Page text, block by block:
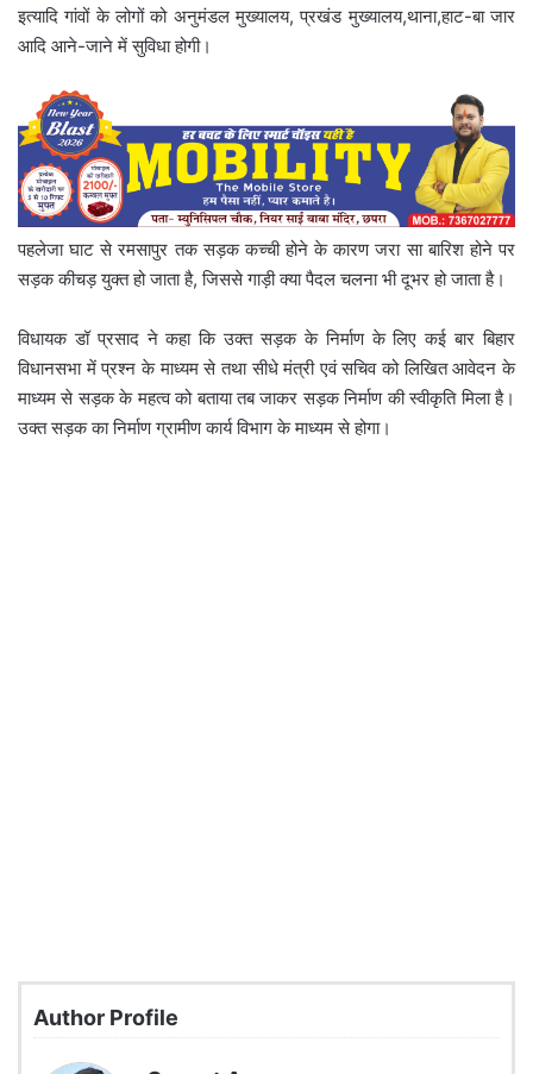
इत्यादि गांवों के लोगों को अनुमंडल मुख्यालय, प्रखंड मुख्यालय,थाना,हाट-बा जार
आदि आने-जाने में सुविधा होगी।
पहलेजा घाट से रमसापुर तक सड़क कच्ची होने के कारण जरा सा बारिश होने पर
सड़क कीचड़ युक्त हो जाता है, जिससे गाड़ी क्या पैदल चलना भी दूभर हो जाता है।
विधायक डॉ प्रसाद ने कहा कि उक्त सड़क के निर्माण के लिए कई बार बिहार
विधानसभा में प्रश्न के माध्यम से तथा सीधे मंत्री एवं सचिव को लिखित आवेदन के
माध्यम से सड़क के महत्व को बताया तब जाकर सड़क निर्माण की स्वीकृति मिला है।
उक्त सड़क का निर्माण ग्रामीण कार्य विभाग के माध्यम से होगा।
Author Profile